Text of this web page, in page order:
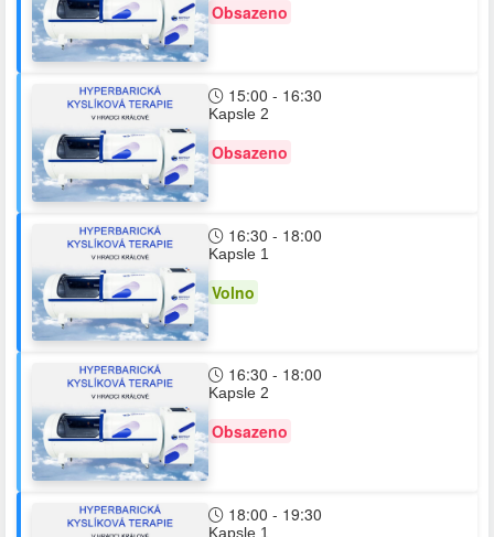
Obsazeno
15:00 - 16:30
Kapsle 2
Obsazeno
16:30 - 18:00
Kapsle 1
Volno
16:30 - 18:00
Kapsle 2
Obsazeno
18:00 - 19:30
Kapsle 1